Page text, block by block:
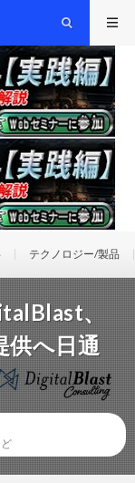
テクノロジー/製品
、
供へ日通